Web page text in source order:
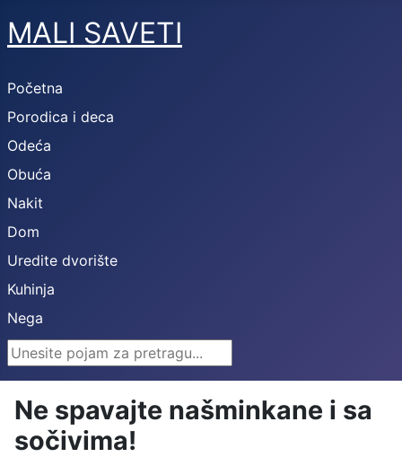
MALI SAVETI
Početna
Porodica i deca
Odeća
Obuća
Nakit
Dom
Uredite dvorište
Kuhinja
Nega
Search ...
Ne spavajte našminkane i sa
sočivima!